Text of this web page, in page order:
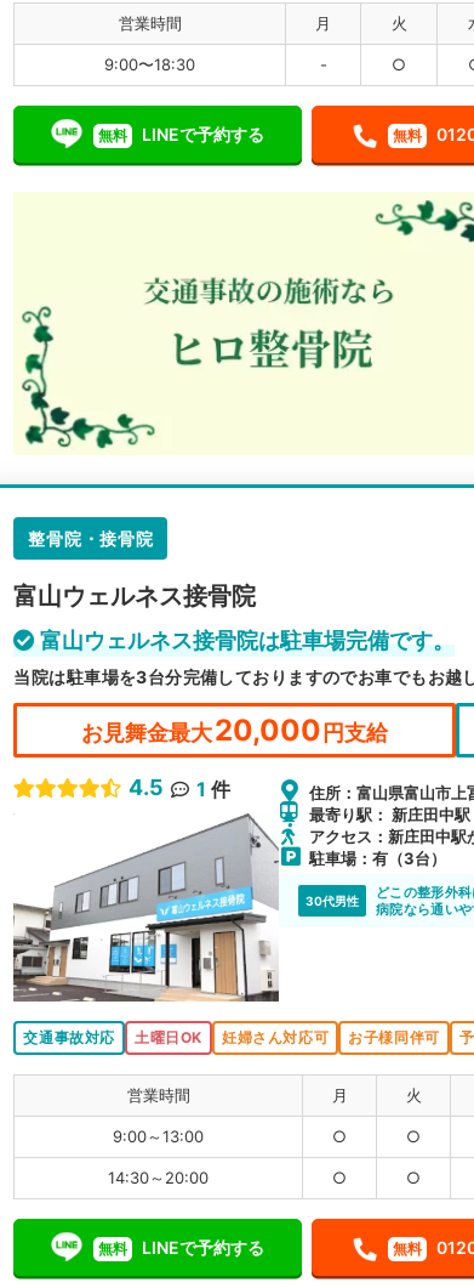
営業時間 月 火
9:00〜18:30 - ○
無料 LINEで予約する 無料
整骨院・接骨院
富山ウェルネス接骨院
富山ウェルネス接骨院は駐車場完備です。
当院は駐車場を3台分完備しておりますのでお車でもお越
お見舞金最大20,000円支給
4.5 1 件
住所：富山県富山市
最寄り駅： 新庄田中
アクセス：新庄田中駅
駐車場：有（3台）
30代男性
どこの整形外
病院なら通い
交通事故対応 土曜日OK 妊婦さん対応可 お子様同伴可
営業時間 月 火
9:00～13:00 ○ ○
14:30～20:00 ○ ○
無料 LINEで予約する 無料